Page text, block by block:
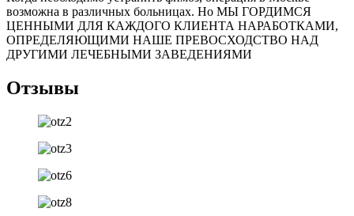
возможна в различных больницах. Но МЫ ГОРДИМСЯ
ЦЕННЫМИ ДЛЯ КАЖДОГО КЛИЕНТА НАРАБОТКАМИ,
ОПРЕДЕЛЯЮЩИМИ НАШЕ ПРЕВОСХОДСТВО НАД
ДРУГИМИ ЛЕЧЕБНЫМИ ЗАВЕДЕНИЯМИ
Отзывы